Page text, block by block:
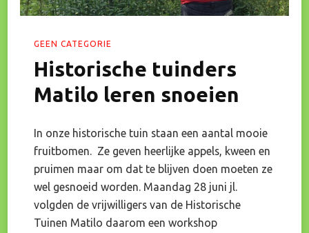
GEEN CATEGORIE
Historische tuinders
Matilo leren snoeien
In onze historische tuin staan een aantal mooie
fruitbomen. Ze geven heerlijke appels, kween en
pruimen maar om dat te blijven doen moeten ze
wel gesnoeid worden. Maandag 28 juni jl.
volgden de vrijwilligers van de Historische
Tuinen Matilo daarom een workshop